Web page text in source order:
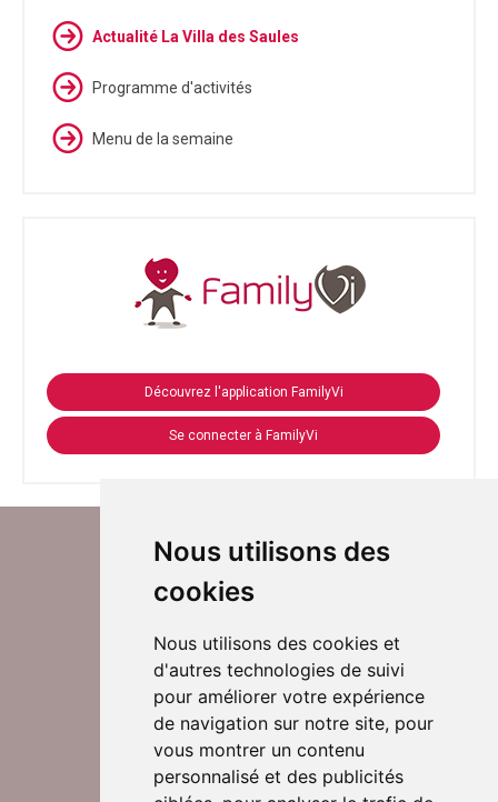
Nous utilisons des
cookies
Nous utilisons des cookies et
d'autres technologies de suivi
pour améliorer votre expérience
de navigation sur notre site, pour
vous montrer un contenu
personnalisé et des publicités
Actualité La Villa des Saules
Programme d'activités
Menu de la semaine
Découvrez l'application FamilyVi
Se connecter à FamilyVi
Suivez-nous sur Twitter
Rejoignez nos équipes